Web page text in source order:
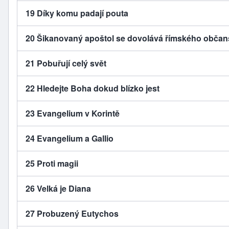
19 Díky komu padají pouta
20 Šikanovaný apoštol se dovolává římského
21 Pobuřují celý svět
22 Hledejte Boha dokud blízko jest
23 Evangelium v Korintě
24 Evangelium a Gallio
25 Proti magii
26 Velká je Diana
27 Probuzený Eutychos